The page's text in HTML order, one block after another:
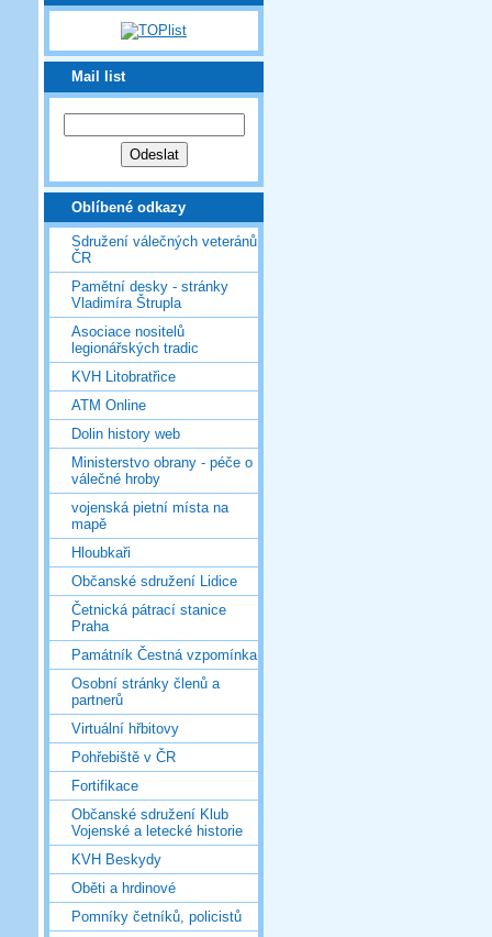
Mail list
Oblíbené odkazy
Sdružení válečných veteránů
ČR
Pamětní desky - stránky
Vladimíra Štrupla
Asociace nositelů
legionářských tradic
KVH Litobratřice
ATM Online
Dolin history web
Ministerstvo obrany - péče o
válečné hroby
vojenská pietní místa na
mapě
Hloubkaři
Občanské sdružení Lidice
Četnická pátrací stanice
Praha
Památník Čestná vzpomínka
Osobní stránky členů a
partnerů
Virtuální hřbitovy
Pohřebiště v ČR
Fortifikace
Občanské sdružení Klub
Vojenské a letecké historie
KVH Beskydy
Oběti a hrdinové
Pomníky četníků, policistů